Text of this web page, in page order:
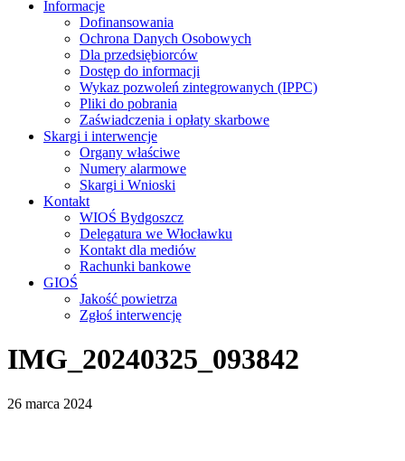
Informacje
Dofinansowania
Ochrona Danych Osobowych
Dla przedsiębiorców
Dostęp do informacji
Wykaz pozwoleń zintegrowanych (IPPC)
Pliki do pobrania
Zaświadczenia i opłaty skarbowe
Skargi i interwencje
Organy właściwe
Numery alarmowe
Skargi i Wnioski
Kontakt
WIOŚ Bydgoszcz
Delegatura we Włocławku
Kontakt dla mediów
Rachunki bankowe
GIOŚ
Jakość powietrza
Zgłoś interwencję
IMG_20240325_093842
26 marca 2024